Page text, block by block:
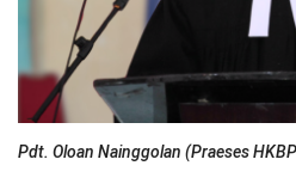
Pdt. Oloan Nainggolan (Praeses